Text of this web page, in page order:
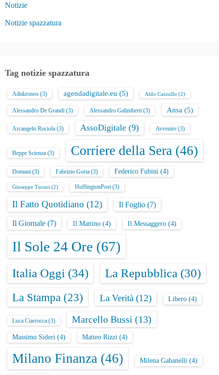
Notizie
Notizie spazzatura
Tag notizie spazzatura
Adnkronos (3) agendadigitale.eu (5) Aldo Cazzullo (2)
Alessandro De Grandi (3) Alessandro Galimberti (3) Ansa (5)
Arcangelo Rociola (3) AssoDigitale (9) Avvenire (3)
Beppe Scienza (3) Corriere della Sera (46)
Domani (3) Fabrizio Goria (3) Federico Fubini (4)
Giuseppe Turani (2) HuffingtonPost(3)
Il Fatto Quotidiano (12) Il Foglio (7)
Il Giornale (7) Il Mattino (4) Il Messaggero (4)
Il Sole 24 Ore (67)
Italia Oggi (34) La Repubblica (30)
La Stampa (23) La Verità (12) Libero (4)
Luca Ciarrocca (3) Marcello Bussi (13)
Massimo Sideri (4) Matteo Rizzi (4)
Milano Finanza (46) Milena Gabanelli (4)